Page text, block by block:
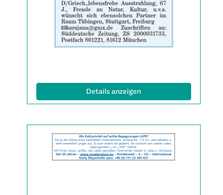
Anzeige
2063479
anzeigen
|
Info:
Details anzeigen(ID: 2063479)
der
Anzeige
2063508